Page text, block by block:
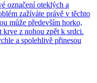
označení oteklých a
zažíváte právě v těchto
může především horko,
krve z nohou zpět k srdci.
a spolehlivě přinesou